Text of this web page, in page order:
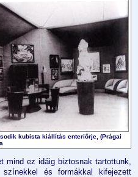
kubista kiállítás enteriőrje, (Prágai
mind ez idáig biztosnak tartottunk,
és formákkal kifejezett